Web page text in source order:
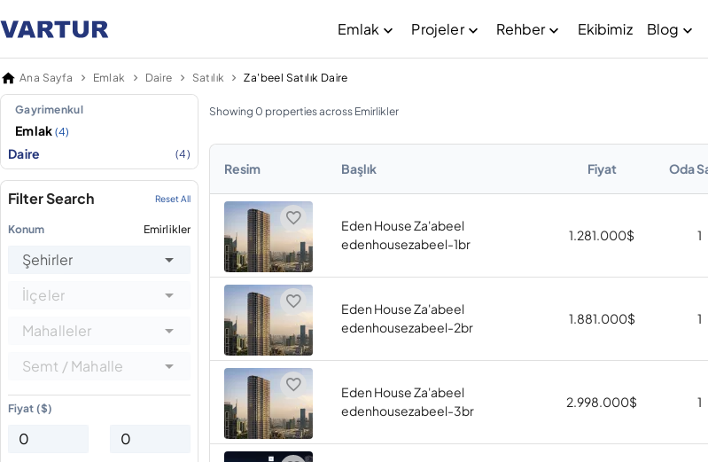
Emlak Projeler Rehber Ekibimiz Blog
Ana Sayfa Emlak Daire Satılık Za'beel Satılık Daire
Gayrimenkul
Emlak (4)
Daire (4)
Filter Search Reset All
Konum Emirlikler
Şehirler
İlçeler
Mahalleler
Semt / Mahalle
Fiyat ($)
Showing 0 properties across Emirlikler
Resim Başlık Fiyat Oda
Eden House Za'abeel
edenhousezabeel-1br
1.281.000$ 1
Eden House Za'abeel
edenhousezabeel-2br
1.881.000$ 1
Eden House Za'abeel
edenhousezabeel-3br
2.998.000$ 1